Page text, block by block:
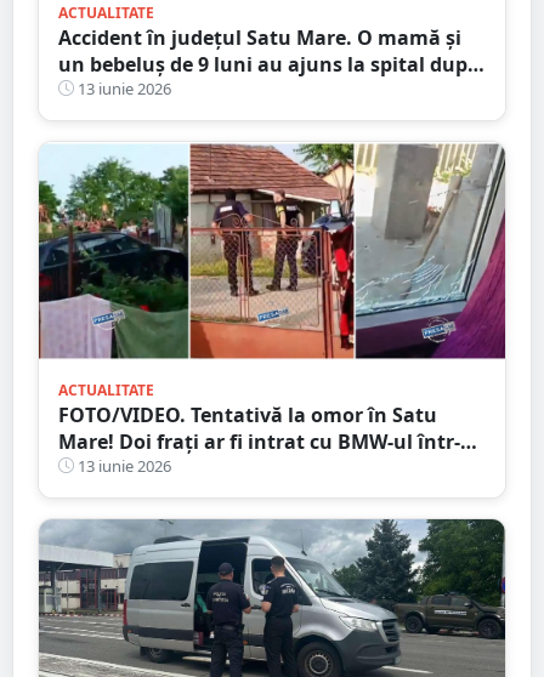
ACTUALITATE
Accident în județul Satu Mare. O mamă și
un bebeluș de 9 luni au ajuns la spital după
o coliziune pe DN 19A
13 iunie 2026
ACTUALITATE
FOTO/VIDEO. Tentativă la omor în Satu
Mare! Doi frați ar fi intrat cu BMW-ul într-
un pieton. Familia celor doi susține că ar fi
fost provocați
13 iunie 2026